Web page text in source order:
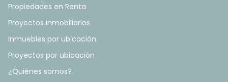
Propiedades en Renta
Proyectos Inmobiliarios
Inmuebles por ubicación
Proyectos por ubicación
¿Quiénes somos?